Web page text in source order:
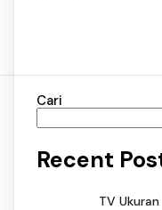
Cari
Recent
TV